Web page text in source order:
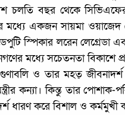
চলতি বছর থেকে
মধ্যে একজন সায়মা ওয়াজেদ
স্পিকার লরেন
মধ্যে সচেতনতা বিকাশে
ও তার মহত্
কন্যা। কিন্তু তার
ধারণ করে বিশাল ও কর্মমুখী